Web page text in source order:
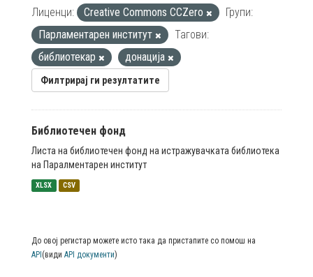
Лиценци: Creative Commons CCZero
Групи:
Парламентарен институт
Тагови:
библиотекар
донација
Филтрирај ги резултатите
Библиотечен фонд
Листа на библиотечен фонд на истражувачката библиотека
на Паралментарен институт
XLSX CSV
До овој регистар можете исто така да пристапите со помош на
API (види API документи)